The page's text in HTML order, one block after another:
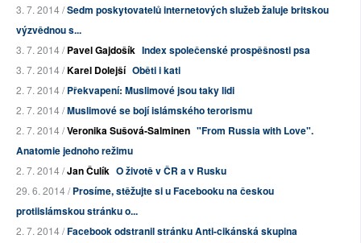
3. 7. 2014 /Sedm poskytovatelů internetových služeb žaluje britskou
výzvědnou s...
3. 7. 2014 /Pavel Gajdošík Index společenské prospěšnosti psa
3. 7. 2014 /Karel Dolejší Oběti i kati
2. 7. 2014 /Překvapení: Muslimové jsou taky lidi
2. 7. 2014 /Muslimové se bojí islámského terorismu
2. 7. 2014 /Veronika Sušová-Salminen "From Russia with Love".
Anatomie jednoho režimu
2. 7. 2014 /Jan Čulík O životě v ČR a v Rusku
29. 6. 2014 /Prosíme, stěžujte si u Facebooku na českou
protiislámskou stránku o...
2. 7. 2014 /Facebook odstranil stránku Anti-cikánská skupina